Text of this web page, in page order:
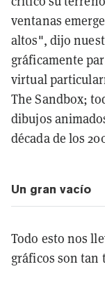
ventanas
altos", dijo
gráficamente
virtual
The Sandbox;
dibujos
década de los
Un gran vacío
Todo esto nos
gráficos son tan